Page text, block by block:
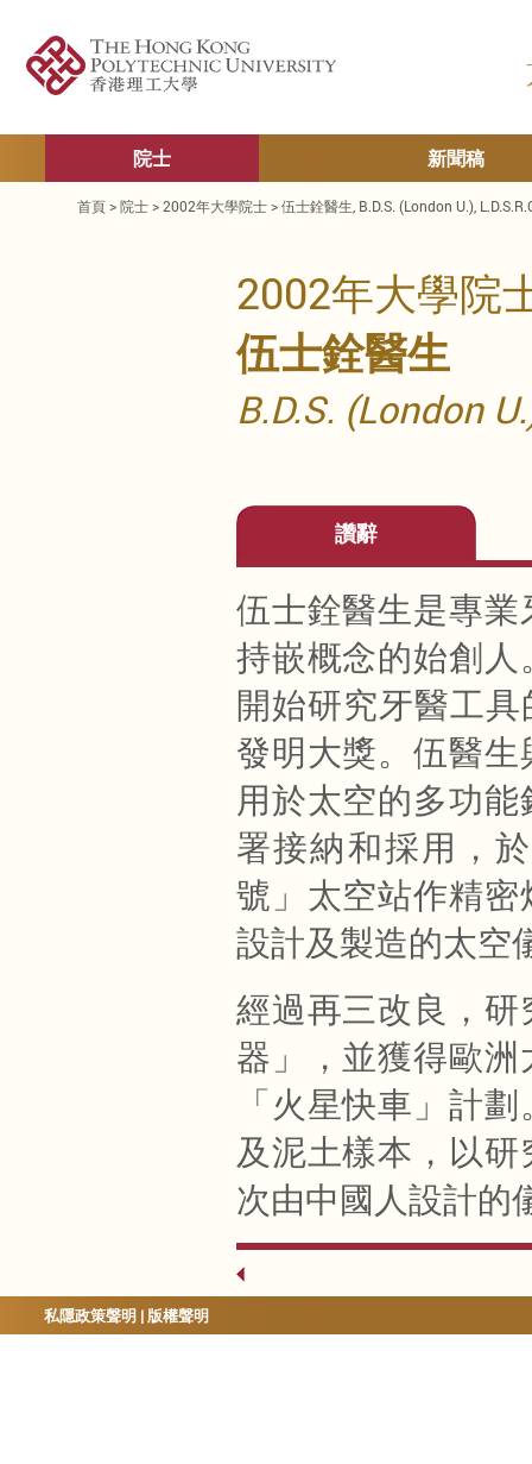
院士 新聞稿
首頁>院士>2002年大學院士>伍士銓醫生, B.D.S. (London U.),
2002年大學院
伍士銓醫生
B.D.S. (London
讚辭
伍士銓醫生是專
持嵌概念的始創
開始研究牙醫工
發明大獎。伍醫
用於太空的多功
署接納和採用，
號」太空站作精
設計及製造的太空
經過再三改良，
器」，並獲得歐
「火星快車」計
及泥土樣本，以
次由中國人設計的
私隱政策聲明 | 版權聲明